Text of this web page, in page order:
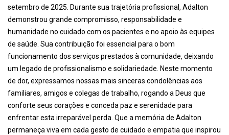
setembro de 2025. Durante sua trajetória profissional, Adalton
demonstrou grande compromisso, responsabilidade e
humanidade no cuidado com os pacientes e no apoio às equipes
de saúde. Sua contribuição foi essencial para o bom
funcionamento dos serviços prestados à comunidade, deixando
um legado de profissionalismo e solidariedade. Neste momento
de dor, expressamos nossas mais sinceras condolências aos
familiares, amigos e colegas de trabalho, rogando a Deus que
conforte seus corações e conceda paz e serenidade para
enfrentar esta irreparável perda. Que a memória de Adalton
permaneça viva em cada gesto de cuidado e empatia que inspirou